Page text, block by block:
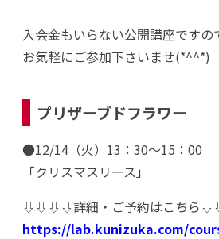
入会金もいらない公開講座ですの
お気軽にご参加下さいませ(*^^*)
プリザーブドフラワー
●12/14（火）13：30～15：00
「クリスマスリース」
⇩⇩⇩⇩詳細・ご予約はこち
https://lab.kunizuka.com/